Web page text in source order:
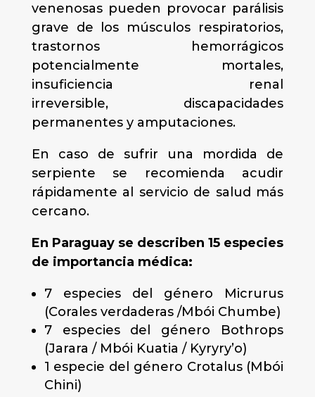
venenosas pueden provocar parálisis
grave de los músculos respiratorios,
trastornos hemorrágicos
potencialmente mortales,
insuficiencia renal
irreversible, discapacidades
permanentes y amputaciones.
En caso de sufrir una mordida de
serpiente se recomienda acudir
rápidamente al servicio de salud más
cercano.
En Paraguay se describen 15 especies
de importancia médica:
7 especies del género Micrurus
(Corales verdaderas /Mbói Chumbe)
7 especies del género Bothrops
(Jarara / Mbói Kuatia / Kyryry’o)
1 especie del género Crotalus (Mbói
Chini)